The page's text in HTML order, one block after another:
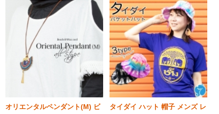
オリエンタルペンダント(M) ビ
タイダイ ハット 帽子 メンズ レ